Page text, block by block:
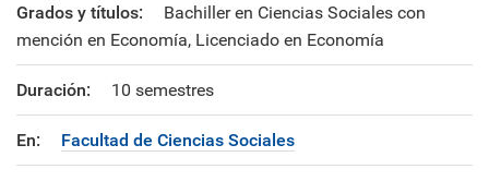
Grados y títulos:
Bachiller en Ciencias Sociales con
mención en Economía, Licenciado en Economía
Duración: 10 semestres
En: Facultad de Ciencias Sociales